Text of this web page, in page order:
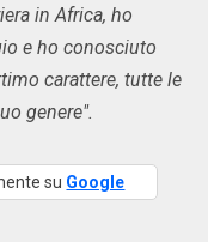
in Africa, ho
e ho conosciuto
carattere, tutte le
genere".
su Google